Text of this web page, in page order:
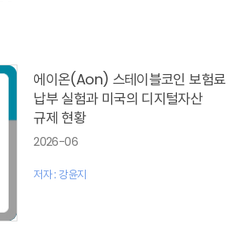
)
석(종간)
)
에이온(Aon) 스테이블코인 보험료
납부 실험과 미국의 디지털자산
규제 현황
2026-06
저자 : 강윤지